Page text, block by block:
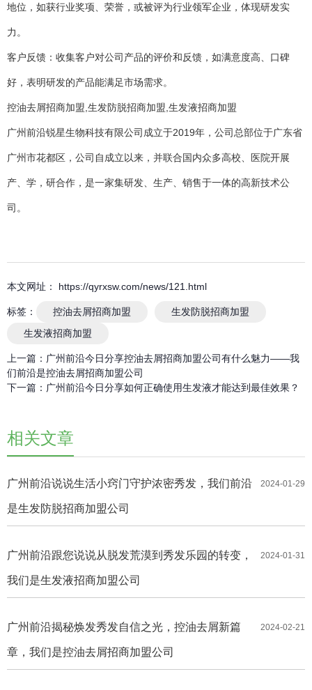
地位，如获行业奖项、荣誉，或被评为行业领军企业，体现研发实
力。
客户反馈：收集客户对公司产品的评价和反馈，如满意度高、口碑
好，表明研发的产品能满足市场需求。
控油去屑招商加盟,生发防脱招商加盟,生发液招商加盟
广州前沿锐星生物科技有限公司成立于2019年，公司总部位于广东省
广州市花都区，公司自成立以来，并联合国内众多高校、医院开展
产、学，研合作，是一家集研发、生产、销售于一体的高新技术公
司。
本文网址： https://qyrxsw.com/news/121.html
标签： 控油去屑招商加盟
生发防脱招商加盟
生发液招商加盟
上一篇： 广州前沿今日分享控油去屑招商加盟公司有什么魅力——我
们前沿是控油去屑招商加盟公司
下一篇： 广州前沿今日分享如何正确使用生发液才能达到最佳效果？
相关文章
2024-01-29
广州前沿说说生活小窍门守护浓密秀发，我们前沿
是生发防脱招商加盟公司
2024-01-31
广州前沿跟您说说从脱发荒漠到秀发乐园的转变，
我们是生发液招商加盟公司
2024-02-21
广州前沿揭秘焕发秀发自信之光，控油去屑新篇
章，我们是控油去屑招商加盟公司